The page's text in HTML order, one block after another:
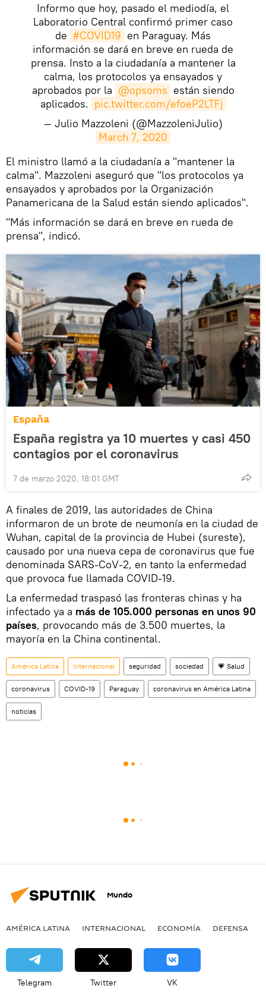
Informo que hoy, pasado el mediodía, el
Laboratorio Central confirmó primer caso
de #COVID19 en Paraguay. Más
información se dará en breve en rueda de
prensa. Insto a la ciudadanía a mantener la
calma, los protocolos ya ensayados y
aprobados por la @opsoms están siendo
aplicados. pic.twitter.com/efoeP2LTFj
— Julio Mazzoleni (@MazzoleniJulio)
March 7, 2020
El ministro llamó a la ciudadanía a "mantener la
calma". Mazzoleni aseguró que "los protocolos ya
ensayados y aprobados por la Organización
Panamericana de la Salud están siendo aplicados".
"Más información se dará en breve en rueda de
prensa", indicó.
España
España registra ya 10 muertes y casi 450
contagios por el coronavirus
7 de marzo 2020, 18:01 GMT
A finales de 2019, las autoridades de China
informaron de un brote de neumonía en la ciudad de
Wuhan, capital de la provincia de Hubei (sureste),
causado por una nueva cepa de coronavirus que fue
denominada SARS-CoV-2, en tanto la enfermedad
que provoca fue llamada COVID-19.
La enfermedad traspasó las fronteras chinas y ha
infectado ya a más de 105.000 personas en unos 90
países, provocando más de 3.500 muertes, la
mayoría en la China continental.
América Latina Internacional seguridad sociedad 💗 Salud
coronavirus COVID-19 Paraguay coronavirus en América Latina
noticias
Mundo
AMÉRICA LATINA INTERNACIONAL ECONOMÍA DEFENSA
Telegram Twitter VK